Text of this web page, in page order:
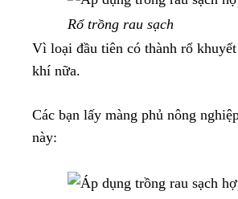
Rổ trồng rau sạch
Vì loại đầu tiên có thành rổ
khí nữa.
Các bạn lấy màng phủ nông
này: